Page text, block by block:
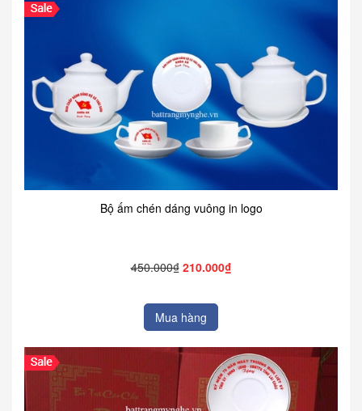
Bộ ấm chén dáng vuông in logo
450.000₫ 210.000₫
Mua hàng